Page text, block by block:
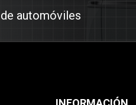
automóviles